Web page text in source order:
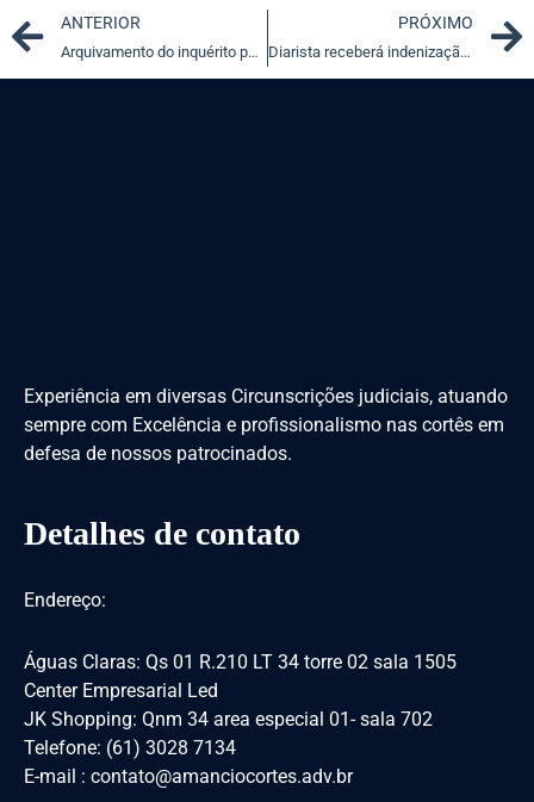
Prev
ANTERIOR
Arquivamento do inquérito policial e controle ministerial
PRÓXIMO
Diarista receberá indenização após acusação infundada de furto
Experiência em diversas Circunscrições judiciais, atuando
sempre com Excelência e profissionalismo nas cortês em
defesa de nossos patrocinados.
Detalhes de contato
Endereço:
Águas Claras: Qs 01 R.210 LT 34 torre 02 sala 1505
Center Empresarial Led
JK Shopping: Qnm 34 area especial 01- sala 702
Telefone: (61) 3028 7134
E-mail : contato@amanciocortes.adv.br